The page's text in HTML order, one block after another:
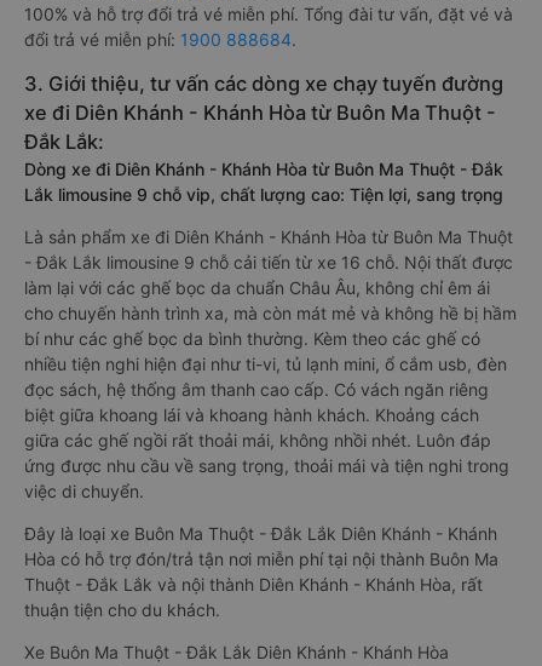
100% và hỗ trợ đổi trả vé miễn phí. Tổng đài tư vấn, đặt vé và
đổi trả vé miễn phí: 1900 888684.
3. Giới thiệu, tư vấn các dòng xe chạy tuyến đường
xe đi Diên Khánh - Khánh Hòa từ Buôn Ma Thuột -
Đắk Lắk:
Dòng xe đi Diên Khánh - Khánh Hòa từ Buôn Ma Thuột - Đắk
Lắk limousine 9 chỗ vip, chất lượng cao: Tiện lợi, sang trọng
Là sản phẩm xe đi Diên Khánh - Khánh Hòa từ Buôn Ma Thuột
- Đắk Lắk limousine 9 chỗ cải tiến từ xe 16 chỗ. Nội thất được
làm lại với các ghế bọc da chuẩn Châu Âu, không chỉ êm ái
cho chuyến hành trình xa, mà còn mát mẻ và không hề bị hầm
bí như các ghế bọc da bình thường. Kèm theo các ghế có
nhiều tiện nghi hiện đại như ti-vi, tủ lạnh mini, ổ cắm usb, đèn
đọc sách, hệ thống âm thanh cao cấp. Có vách ngăn riêng
biệt giữa khoang lái và khoang hành khách. Khoảng cách
giữa các ghế ngồi rất thoải mái, không nhồi nhét. Luôn đáp
ứng được nhu cầu về sang trọng, thoải mái và tiện nghi trong
việc di chuyển.
Đây là loại xe Buôn Ma Thuột - Đắk Lắk Diên Khánh - Khánh
Hòa có hỗ trợ đón/trả tận nơi miễn phí tại nội thành Buôn Ma
Thuột - Đắk Lắk và nội thành Diên Khánh - Khánh Hòa, rất
thuận tiện cho du khách.
Xe Buôn Ma Thuột - Đắk Lắk Diên Khánh - Khánh Hòa